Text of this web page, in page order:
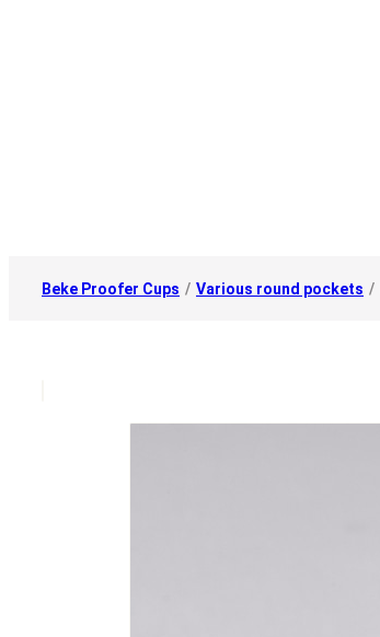
Beke Proofer Cups / Various round pockets /